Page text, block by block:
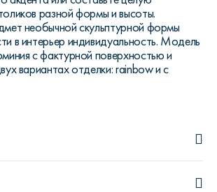
разной формы и высоты.
необычной скульптурной формы
в интерьер индивидуальность. Модель
с фактурной поверхностью и
вариантах отделки: rainbow и с